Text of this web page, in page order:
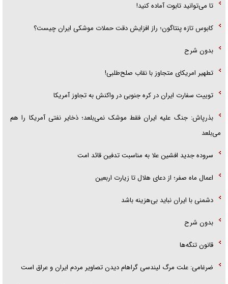
تا می‌توانید تابوت آماده کنید!
کابوس تازه پنتاگون؛ راز افزایش دقت حملات موشکی ایران چیست؟
بدون شرح
تطهیر امریکای متجاوز با نقاب صلح‌طلبی!
توییت سفارت ایران در کره جنوبی در واکنش به تجاوز آمریکا
بذرپاش: ‏جنگ علیه ایران فقط موشک نمی‌بلعد؛ ذخایر نفتی آمریکا را هم
می‌بلعد
سروده جدید افشین علا به مناسبت تدفین قائد امت
اعمال ماه صفر؛ از دعای هلال تا زیارت اربعین
دشمنی با ایران نباید بی‌هزینه باشد
بدون شرح
قانون تنگه‌ها
ضرغامی: علت مرگ لیندسی گراهام دیدن تصاویر مردم ایران و عراق است